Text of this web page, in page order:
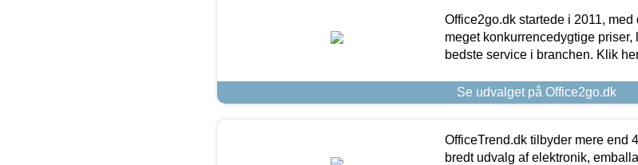
Office2go.dk startede i 2011,
meget konkurrencedygtige
bedste service i branchen. Klik
Se udvalget på Office2go.dk
OfficeTrend.dk tilbyder mere end
bredt udvalg af elektronik,